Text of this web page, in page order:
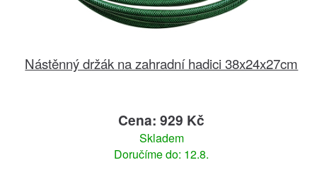
Nástěnný držák na zahradní hadici 38x24x27cm
Cena: 929 Kč
Skladem
Doručíme do: 12.8.